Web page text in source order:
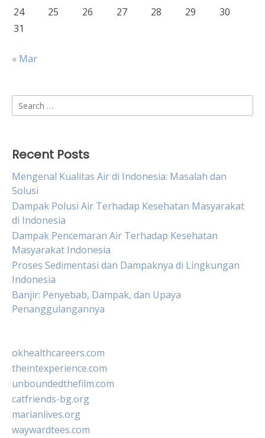
24
25 26 27 28 29
30
31
« Mar
Search
for:
Recent Posts
Mengenal Kualitas Air di Indonesia: Masalah dan
Solusi
Dampak Polusi Air Terhadap Kesehatan Masyarakat
di Indonesia
Dampak Pencemaran Air Terhadap Kesehatan
Masyarakat Indonesia
Proses Sedimentasi dan Dampaknya di Lingkungan
Indonesia
Banjir: Penyebab, Dampak, dan Upaya
Penanggulangannya
okhealthcareers.com
theintexperience.com
unboundedthefilm.com
catfriends-bg.org
marianlives.org
waywardtees.com